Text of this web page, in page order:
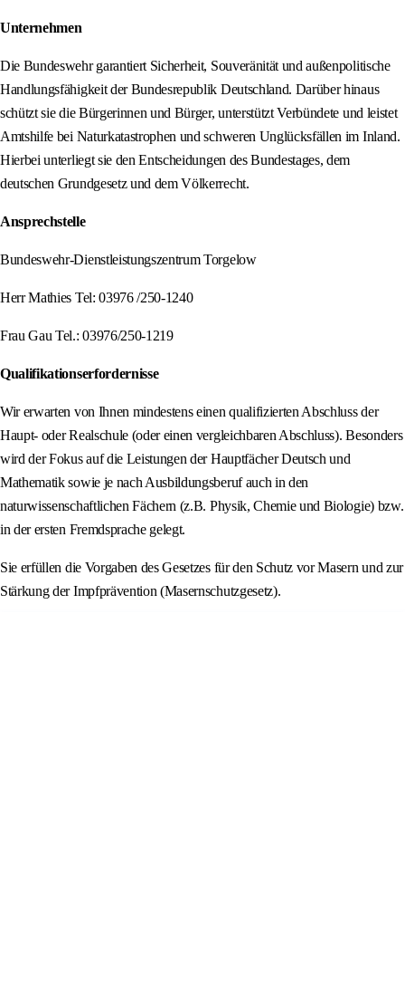
Unternehmen
Die Bundeswehr garantiert Sicherheit, Souveränität und außenpolitische
Handlungsfähigkeit der Bundesrepublik Deutschland. Darüber hinaus
schützt sie die Bürgerinnen und Bürger, unterstützt Verbündete und leistet
Amtshilfe bei Naturkatastrophen und schweren Unglücksfällen im Inland.
Hierbei unterliegt sie den Entscheidungen des Bundestages, dem
deutschen Grundgesetz und dem Völkerrecht.
Ansprechstelle
Bundeswehr-Dienstleistungszentrum Torgelow
Herr Mathies Tel: 03976 /250-1240
Frau Gau Tel.: 03976/250-1219
Qualifikationserfordernisse
Wir erwarten von Ihnen mindestens einen qualifizierten Abschluss der
Haupt- oder Realschule (oder einen vergleichbaren Abschluss). Besonders
wird der Fokus auf die Leistungen der Hauptfächer Deutsch und
Mathematik sowie je nach Ausbildungsberuf auch in den
naturwissenschaftlichen Fächern (z.B. Physik, Chemie und Biologie) bzw.
in der ersten Fremdsprache gelegt.
Sie erfüllen die Vorgaben des Gesetzes für den Schutz vor Masern und zur
Stärkung der Impfprävention (Masernschutzgesetz).